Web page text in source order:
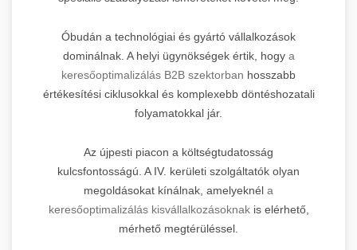
Óbudán a technológiai és gyártó vállalkozások
dominálnak. A helyi ügynökségek értik, hogy a
keresőoptimalizálás B2B szektorban hosszabb
értékesítési ciklusokkal és komplexebb döntéshozatali
folyamatokkal jár.
Az újpesti piacon a költségtudatosság
kulcsfontosságú. A IV. kerületi szolgáltatók olyan
megoldásokat kínálnak, amelyeknél a
keresőoptimalizálás kisvállalkozásoknakis elérhető,
mérhető megtérüléssel.